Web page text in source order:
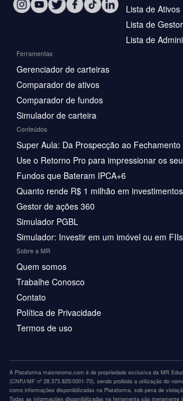
Lista de Ativos
Lista de
Lista de
Ferramentas
Gerenciador de carteiras
Comparador de ativos
Comparador de fundos
Simulador de carteira
Conteúdos
Super Aula: Da Prospecção ao Fechamento
Use o Retorno Pro para impressionar os
Fundos que Bateram IPCA+6
Quanto rende R$ 1 milhão em
Gestor de ações 360
Simulador PGBL
Simulador: Investir em um imóvel ou em
Sobre a MR
Quem somos
Trabalhe Conosco
Contato
Política de Privacidade
Termos de uso
A Plataforma maisretorno.com é de propriedade exclusiva da MR
(CNPJ/MF nº 28.373.825/0001-70), sendo proibida a utilização do
como informações disponibilizadas na Plataforma, sob pena de
Todas as informações disponibilizadas na ferramenta são meramente